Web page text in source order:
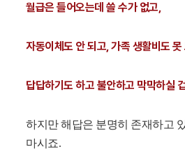
월급은 들어오는데 쓸 수가 없고,
자동이체도 안 되고, 가족 생활비도 못
답답하기도 하고 불안하고 막막하실
하지만 해답은 분명히 존재하고
마시죠.